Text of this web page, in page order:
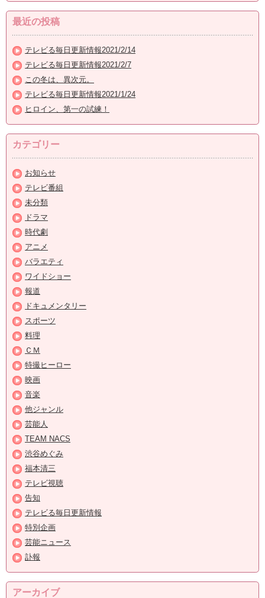
最近の投稿
テレビる毎日更新情報2021/2/14
テレビる毎日更新情報2021/2/7
この冬は、異次元。
テレビる毎日更新情報2021/1/24
ヒロイン、第一の試練！
カテゴリー
お知らせ
テレビ番組
未分類
ドラマ
時代劇
アニメ
バラエティ
ワイドショー
報道
ドキュメンタリー
スポーツ
料理
ＣＭ
特撮ヒーロー
映画
音楽
他ジャンル
芸能人
TEAM NACS
渋谷めぐみ
福本清三
テレビ視聴
告知
テレビる毎日更新情報
特別企画
芸能ニュース
訃報
アーカイブ